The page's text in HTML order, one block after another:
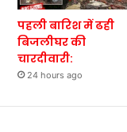
पहली बारिश में ढही
बिजलीघर की
चारदीवारी:
24 hours ago